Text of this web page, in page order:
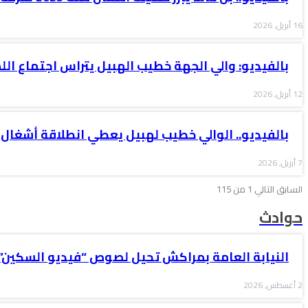
16 أبريل, 2026
بالفيديو: والي الجهة خطيب الهبيل يتراس اجتماع
12 أبريل, 2026
بالفيديو.. الوالي خطيب لهبيل يعطي انطلاقة
7 أبريل, 2026
السابق التالي 1 من 115
حوادث
النيابة العامة بمراكش تحيل لصوص “فيديو
2 أغسطس, 2026